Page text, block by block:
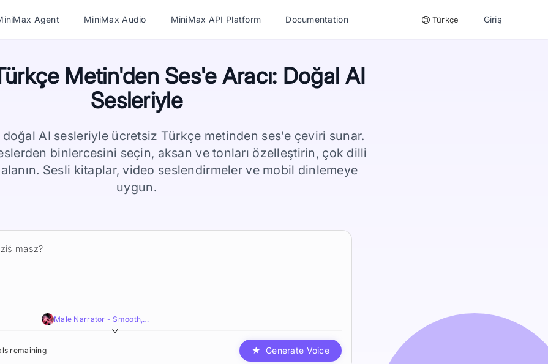
Agent MiniMax Audio MiniMax API Platform Documentation Türkçe Giriş
Metin'den Ses'e Aracı: Doğal AI
Sesleriyle
AI sesleriyle ücretsiz Türkçe metinden ses'e çeviri sunar.
binlercesini seçin, aksan ve tonları özelleştirin, çok dilli
Sesli kitaplar, video seslendirmeler ve mobil dinlemeye
uygun.
Male Narrator - Smooth,Resonant,Polished
remaining ★ Generate Voice